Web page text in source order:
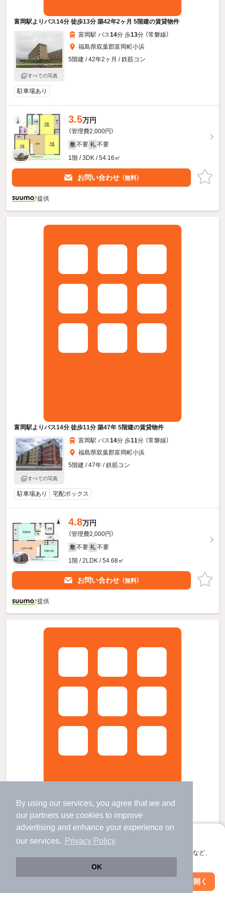
By using our services, you agree that we and
our partners use cookies to improve
advertising and enhance your experience on
our services.
Privacy Policy
OK
アプリに切り替えて、サクサクお部屋探し
会員登録なしですぐ使える。マップ検索やお気に入り保存など、
アプリを開く
富岡駅よりバス14分 徒歩13分 築42年2ヶ月 5階建の賃貸物件
すべての写真
富岡駅 バス14分 歩13分 （常磐線）
福島県双葉郡富岡町小浜
5階建 / 42年2ヶ月 / 鉄筋コン
駐車場あり
3.5万円
（管理費2,000円）
敷 不要 礼 不要
1階 / 3DK / 54.16㎡
お問い合わせ （無料）
提供
富岡駅よりバス14分 徒歩11分 築47年 5階建の賃貸物件
すべての写真
富岡駅 バス14分 歩11分 （常磐線）
福島県双葉郡富岡町小浜
5階建 / 47年 / 鉄筋コン
駐車場あり 宅配ボックス
4.8万円
（管理費2,000円）
敷 不要 礼 不要
1階 / 2LDK / 54.68㎡
お問い合わせ （無料）
提供
富岡駅よりバス14分 徒歩11分 築47年 5階建の賃貸物件
富岡駅 バス14
5階建 / 47年 / 鉄筋コン
絞り込み条件を変更